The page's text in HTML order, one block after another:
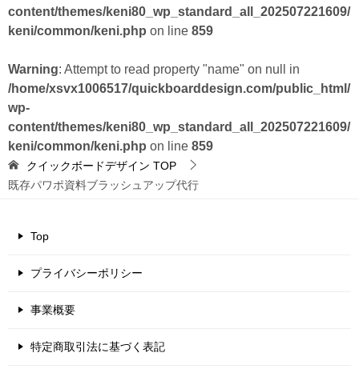
content/themes/keni80_wp_standard_all_202507221609/
keni/common/keni.php on line 859
Warning: Attempt to read property "name" on null in
/home/xsvx1006517/quickboarddesign.com/public_html/
wp-
content/themes/keni80_wp_standard_all_202507221609/
keni/common/keni.php on line 859
クイックボードデザイン TOP
既存パワポ資料ブラッシュアップ代行
Top
プライバシーポリシー
事業概要
特定商取引法に基づく表記